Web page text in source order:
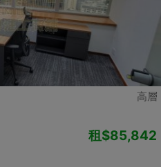
高層
租$85,842